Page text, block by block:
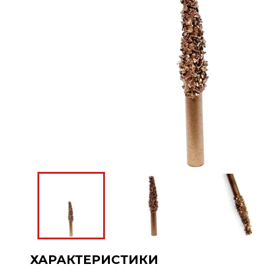
ХАРАКТЕРИСТИКИ